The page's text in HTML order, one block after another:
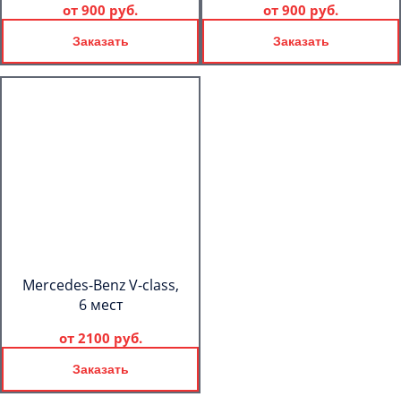
от 900 руб.
Заказать
от 900 руб.
Заказать
Mercedes-Benz V-class,
6 мест
от 2100 руб.
Заказать